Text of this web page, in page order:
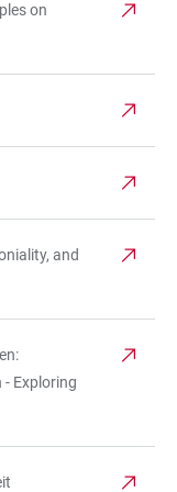
on
and
Exploring